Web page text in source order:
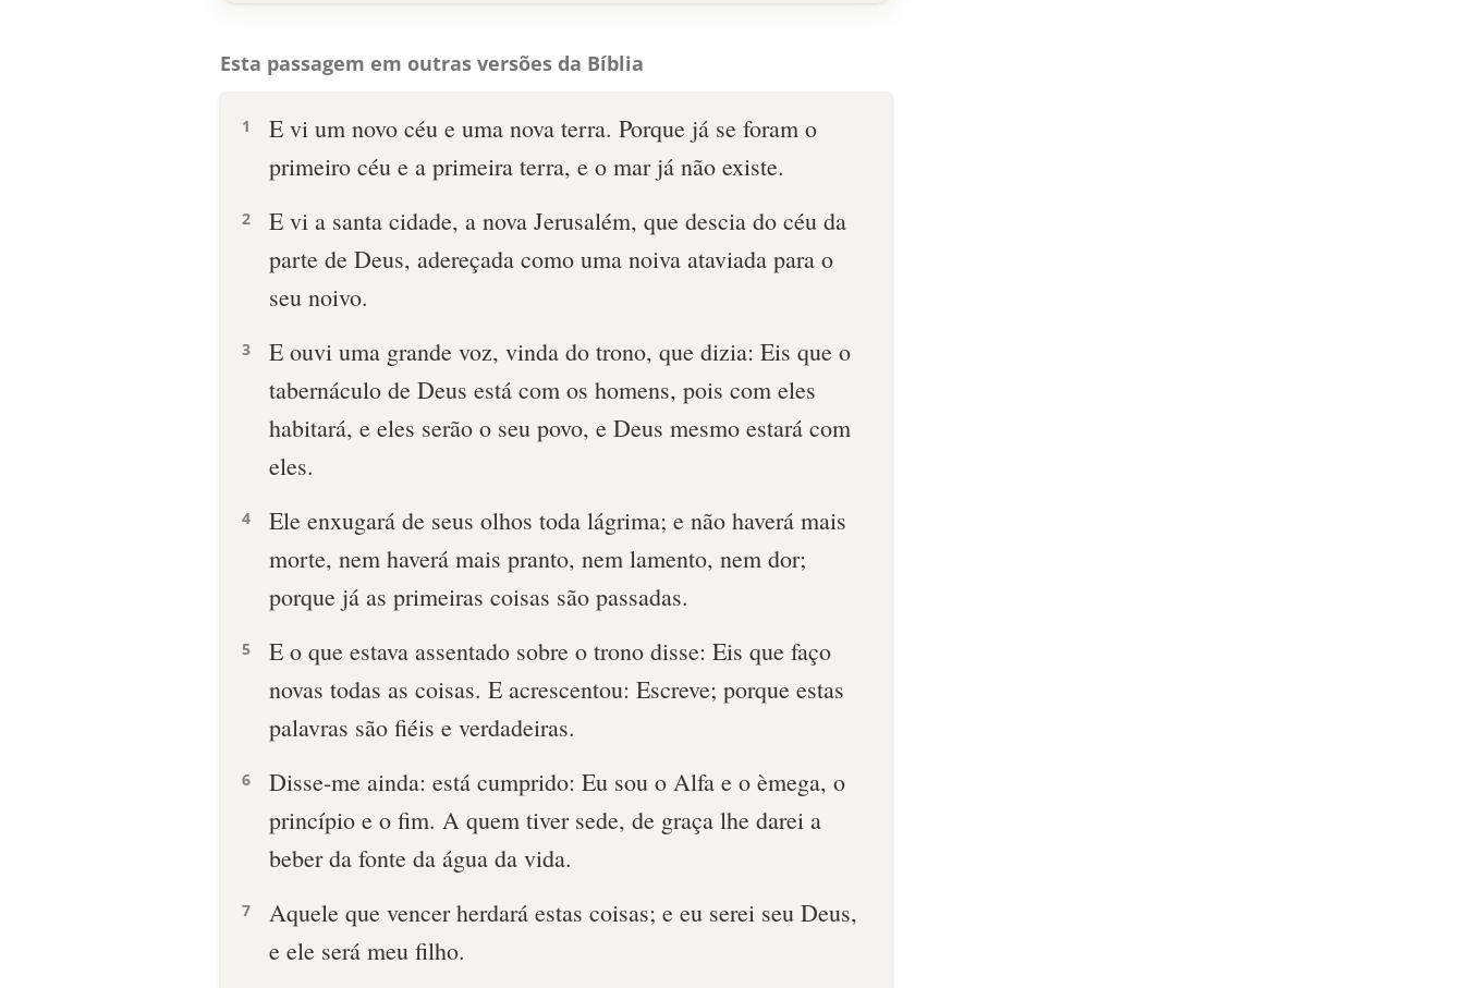
Esta passagem em outras versões da Bíblia
1
E vi um novo céu e uma nova terra. Porque já se foram o
primeiro céu e a primeira terra, e o mar já não existe.
2
E vi a santa cidade, a nova Jerusalém, que descia do céu da
parte de Deus, adereçada como uma noiva ataviada para o
seu noivo.
3
E ouvi uma grande voz, vinda do trono, que dizia: Eis que o
tabernáculo de Deus está com os homens, pois com eles
habitará, e eles serão o seu povo, e Deus mesmo estará com
eles.
4
Ele enxugará de seus olhos toda lágrima; e não haverá mais
morte, nem haverá mais pranto, nem lamento, nem dor;
porque já as primeiras coisas são passadas.
5
E o que estava assentado sobre o trono disse: Eis que faço
novas todas as coisas. E acrescentou: Escreve; porque estas
palavras são fiéis e verdadeiras.
6
Disse-me ainda: está cumprido: Eu sou o Alfa e o èmega, o
princípio e o fim. A quem tiver sede, de graça lhe darei a
beber da fonte da água da vida.
7
Aquele que vencer herdará estas coisas; e eu serei seu Deus,
e ele será meu filho.